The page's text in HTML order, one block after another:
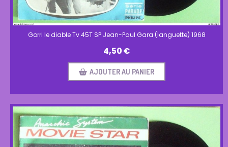
Gorri le diable Tv 45T SP Jean-Paul Gara (languette) 1968
4,50€
AJOUTER AU PANIER